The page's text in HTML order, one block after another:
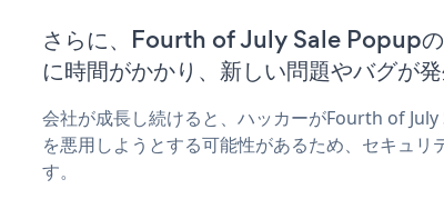
さらに、Fourth of July Sale Popupの
に時間がかかり、新しい問題やバグが
会社が成長し続けると、ハッカーがFourth of
を悪用しようとする可能性があるため、セキュリ
す。